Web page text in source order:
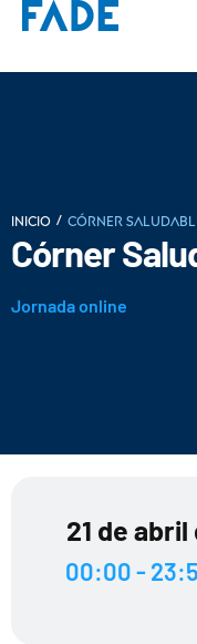
INICIO / Córner
Córner
Jornada online
21 de
00:00 -